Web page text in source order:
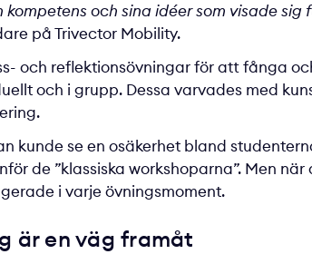
kompetens och sina idéer som visade sig
på Trivector Mobility.
och reflektionsövningar för att fånga
och i grupp. Dessa varvades med
kunde se en osäkerhet bland
de ”klassiska workshoparna”. Men
i varje övningsmoment.
är en väg framåt